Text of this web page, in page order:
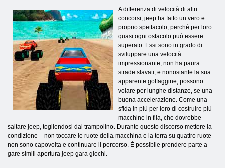
A differenza di velocità di altri
concorsi, jeep ha fatto un vero e
proprio spettacolo, perché per loro
quasi ogni ostacolo può essere
superato. Essi sono in grado di
sviluppare una velocità
impressionante, non ha paura
strade slavati, e nonostante la sua
apparente goffaggine, possono
volare per lunghe distanze, se una
buona accelerazione. Come una
sfida in più per loro di costruire più
macchine in fila, che dovrebbe
saltare jeep, togliendosi dal trampolino. Durante questo discorso mettere la
condizione – non toccare le ruote della macchina e la terra su quattro ruote
non sono capovolta e continuare il percorso. È possibile prendere parte a
gare simili apertura jeep gara giochi.